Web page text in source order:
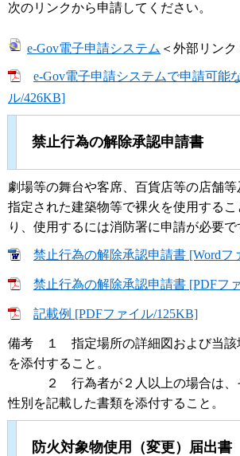
次のリンクから申請してください。
e-Gov電子申請システム ＜外部リンク
e-Gov電子申請システムで申請可能
ル/426KB]
禁止行為の解除承認申請書
劇場等の舞台や客席、百貨店等の店舗
指定された建築物等で裸火を使用する
り、使用するには消防署に申請が必要で
禁止行為の解除承認申請書 [Wordフ
禁止行為の解除承認申請書 [PDFフ
記載例 [PDFファイル/125KB]
備考 １ 指定場所の詳細図および当該
を添付すること。
２ 行為者が２人以上の場合は、そ
性別を記載した書類を添付すること。
防火対象物使用（変更）届出書